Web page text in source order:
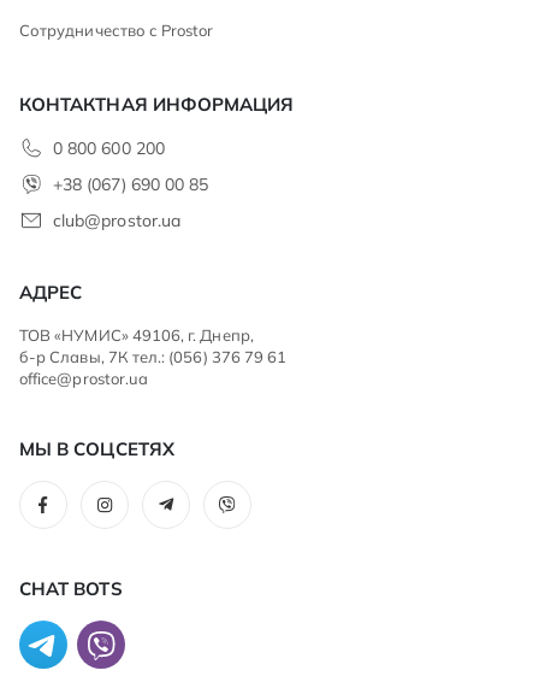
Сотрудничество с Prostor
КОНТАКТНАЯ ИНФОРМАЦИЯ
0 800 600 200
+38 (067) 690 00 85
club@prostor.ua
АДРЕС
ТОВ «НУМИС» 49106, г. Днепр,
б-р Славы, 7К тел.: (056) 376 79 61
office@prostor.ua
МЫ В СОЦСЕТЯХ
CHAT BOTS